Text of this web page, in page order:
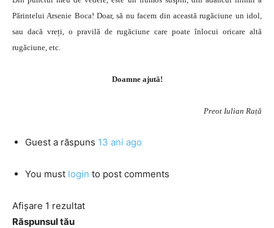
Părintelui Arsenie Boca! Doar, să nu facem din această rugăciune un idol,
sau dacă vreți, o pravilă de rugăciune care poate înlocui oricare altă
rugăciune, etc.
Doamne ajută!
Preot Iulian Rață
Guest a răspuns 13 ani ago
You must login to post comments
Afișare 1 rezultat
Răspunsul tău